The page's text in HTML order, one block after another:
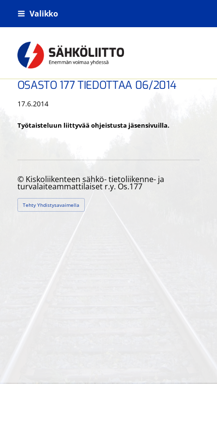
Siirry
sivun
sisältöön
Valikko
Kiskoliikenteen sähkö- tietoliikenne-
OSASTO 177 TIEDOTTAA 06/2014
17.6.2014
Työtaisteluun liittyvää ohjeistusta jäsensivuilla.
© Kiskoliikenteen sähkö- tietoliikenne- ja
turvalaiteammattilaiset r.y. Os.177
Tehty Yhdistysavaimella